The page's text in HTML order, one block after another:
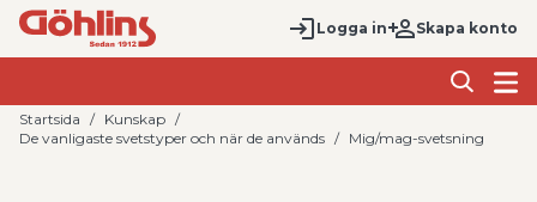
Logga in Skapa konto
Startsida
Kunskap
De vanligaste svetstyper och när de används
Mig/mag-svetsning